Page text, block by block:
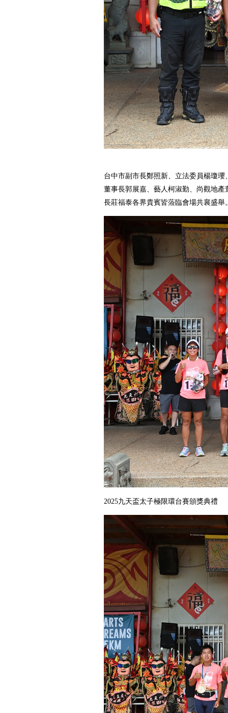
台中市副市長鄭照新、立法委員楊瓊
董事長郭展嘉、藝人柯淑勤、尚觀地
長莊福泰各界貴賓皆蒞臨會場共襄盛舉
2025九天盃太子極限環台賽頒獎典禮